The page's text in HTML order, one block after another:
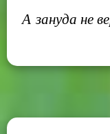
А зануда не